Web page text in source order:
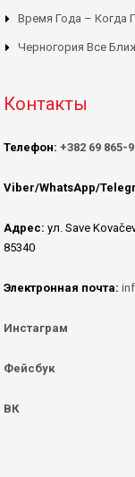
Время Года – Когда
Черногория Все
Контакты
Телефон: +382 69 865-
Viber/WhatsApp/
Адрес: ул. Save
85340
Электронная почта:
Инстаграм
Фейсбук
ВК